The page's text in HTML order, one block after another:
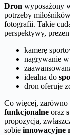
Dron wyposażony
potrzeby
fotografii. Takie
perspektywy,
kamerę
nagrywanie w
idealna do
dron oferuje
Co więcej, zarówno
funkcjonalne oraz
propozycja,
sobie innowacyjne